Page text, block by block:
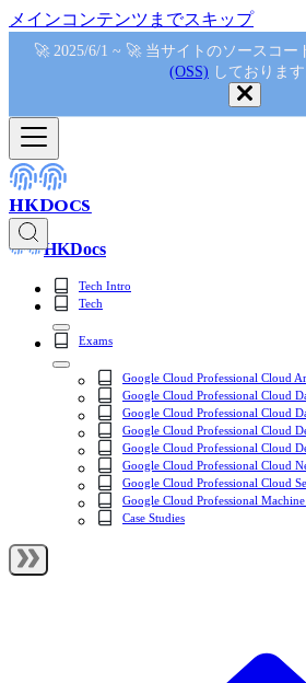
メインコンテンツまでスキップ
🚀 2025/6/1 ~ 🚀 当サイトのソースコー
(OSS) しております
HKDocs
HKDocs
Tech Intro
Tech
Exams
Google Cloud Professional Cloud
Google Cloud Professional Cloud
Google Cloud Professional Cloud
Google Cloud Professional Cloud
Google Cloud Professional Cloud
Google Cloud Professional Cloud
Google Cloud Professional Cloud
Google Cloud Professional
Case Studies